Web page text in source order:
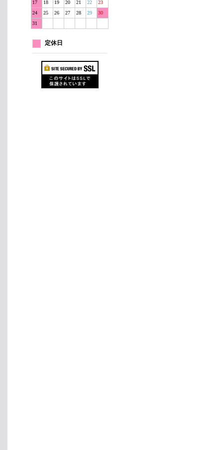
17 18 19 20 21 22
23
24
25 26 27 28 29
30
31
定休日